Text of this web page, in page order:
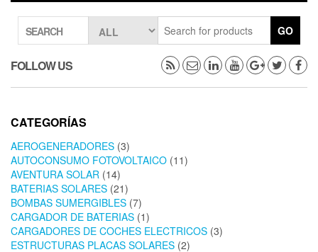
SEARCH GO
FOLLOW US
CATEGORÍAS
AEROGENERADORES (3)
AUTOCONSUMO FOTOVOLTAICO (11)
AVENTURA SOLAR (14)
BATERIAS SOLARES (21)
BOMBAS SUMERGIBLES (7)
CARGADOR DE BATERIAS (1)
CARGADORES DE COCHES ELECTRICOS (3)
ESTRUCTURAS PLACAS SOLARES (2)